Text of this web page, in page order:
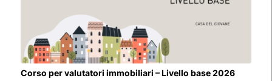
Corso per valutatori immobiliari – Livello base 2026